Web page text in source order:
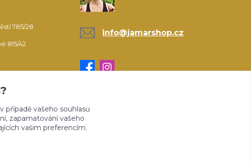
785/28
815/42
info@jamarshop.cz
případě vašeho souhlasu
zapamatování vašeho
vašim preferencím.